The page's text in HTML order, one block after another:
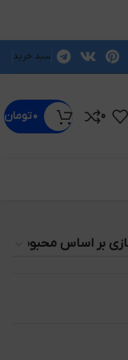
سبد خرید
0 ۰تومان